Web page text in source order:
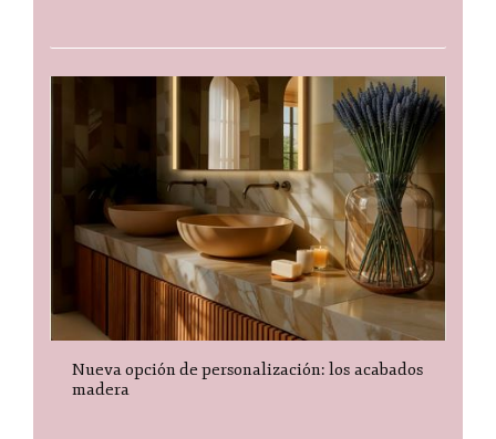
Nueva opción de personalización: los acabados
madera